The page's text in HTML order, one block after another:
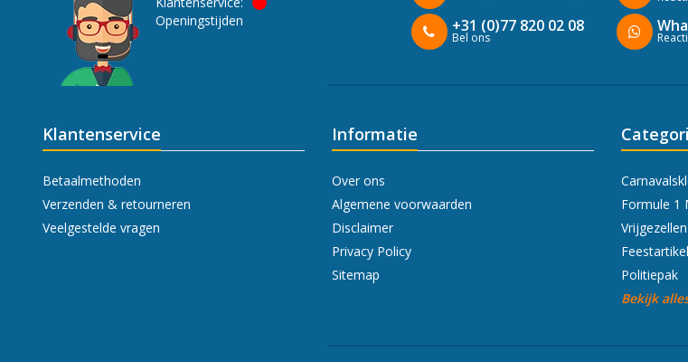
Openingstijden
+31 (0)77 820 02 08
Bel ons
Klantenservice
Betaalmethoden
Verzenden & retourneren
Veelgestelde vragen
Informatie
Over ons
Algemene voorwaarden
Disclaimer
Privacy Policy
Sitemap
Formule 1
Politiepak
Bekijk